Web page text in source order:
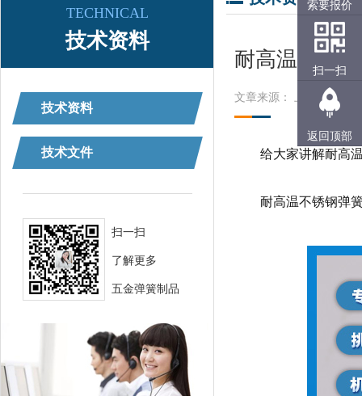
TECHNICAL
技术资料
技术资料
技术文件
扫一扫
了解更多
五金弹簧制品
耐高温弹簧
文章来源： 上精工
给大家讲解耐高
耐高温不锈钢弹
索要报价
扫一扫
返回顶部